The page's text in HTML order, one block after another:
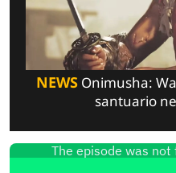
NEWSOnimusha:
santuario